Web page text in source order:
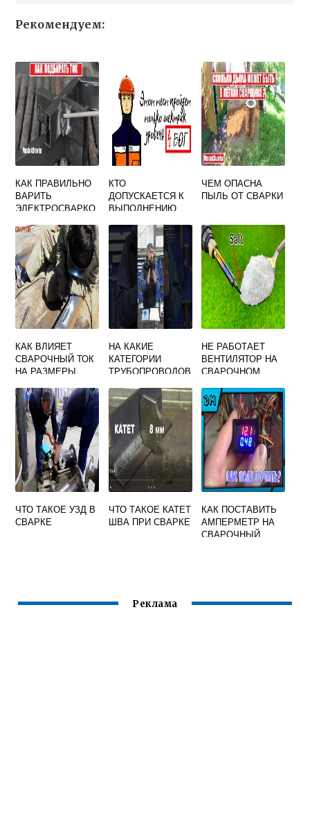
Рекомендуем:
КАК ПРАВИЛЬНО
ВАРИТЬ
ЭЛЕКТРОСВАРКО
ПРОЖИГАТЬ
КТО
ДОПУСКАЕТСЯ К
ВЫПОЛНЕНИЮ
НЫХ РАБОТ
ОТВЕТ НА ТЕСТ
ПО
ЭЛЕКТРОБЕЗОПА
СНОСТИ
ЧЕМ ОПАСНА
ПЫЛЬ ОТ СВАРКИ
КАК ВЛИЯЕТ
СВАРОЧНЫЙ ТОК
НА РАЗМЕРЫ
НЕИЗМЕННОСТИ
ДРУГИХ
ПАРАМЕТРОВ
НА КАКИЕ
КАТЕГОРИИ
ТРУБОПРОВОДОВ
ЖУРНАЛ
СВАРОЧНЫХ
РАБОТ
НЕ РАБОТАЕТ
ВЕНТИЛЯТОР НА
СВАРОЧНОМ
ЧТО ТАКОЕ УЗД В
СВАРКЕ
ЧТО ТАКОЕ КАТЕТ
ШВА ПРИ СВАРКЕ
КАК ПОСТАВИТЬ
АМПЕРМЕТР НА
СВАРОЧНЫЙ
Реклама